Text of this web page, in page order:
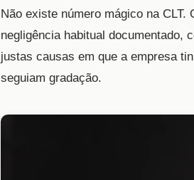
Não existe número mágico na
negligência habitual documentado,
justas causas em que a empresa
seguiam gradação.